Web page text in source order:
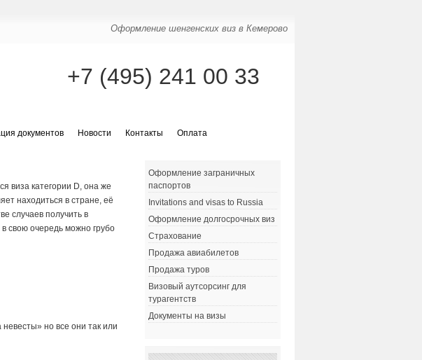
Оформление шенгенских виз в Кемерово
+7 (495) 241 00 33
документов Новости Контакты Оплата
виза категории D, она же
находиться в стране, её
случаев получить в
свою очередь можно грубо
но все они так или
Оформление заграничных
паспортов
Invitations and visas to Russia
Оформление долгосрочных виз
Страхование
Продажа авиабилетов
Продажа туров
Визовый аутсорсинг для
турагентств
Документы на визы